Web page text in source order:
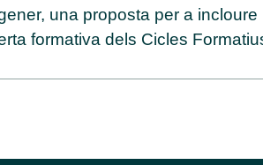
una proposta per a incloure
formativa dels Cicles